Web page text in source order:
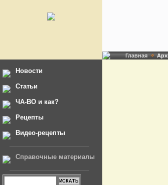
Главная
Новости
Статьи
ЧА-ВО и как?
Рецепты
Видео-рецепты
Справочные материалы